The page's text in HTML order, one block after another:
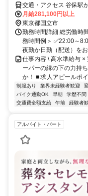
交通・アクセス 谷保駅
月給281,100円以上
東京都国立市
勤務時間詳細 総労働時
務時間例＞ ✅22:00～
夜勤か日勤（配送）を
仕事内容 \ 高水準給与 ×
ーパーの縁の下の力持
か！ ■ 求人アピールポ
制服あり 業界未経験者歓迎
バイク通勤OK
早朝 学歴不問
交通費全額支給
午前 経験者
アルバイト・パート